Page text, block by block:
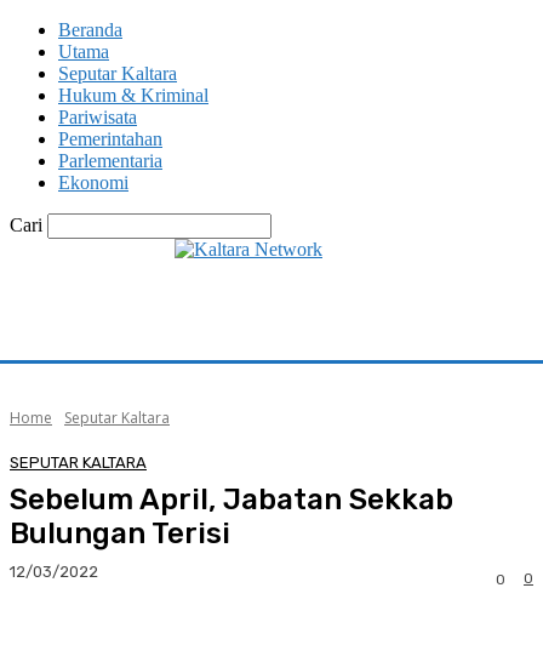
Beranda
Utama
Seputar Kaltara
Hukum & Kriminal
Pariwisata
Pemerintahan
Parlementaria
Ekonomi
Cari
Home Seputar Kaltara
SEPUTAR KALTARA
Sebelum April, Jabatan Sekkab
Bulungan Terisi
12/03/2022 0
0